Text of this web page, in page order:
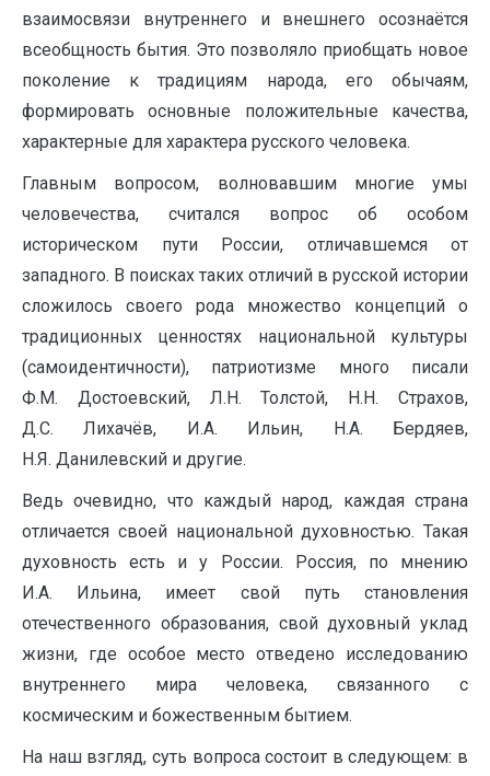
взаимосвязи внутреннего и внешнего осознаётся
всеобщность бытия. Это позволяло приобщать новое
поколение к традициям народа, его обычаям,
формировать основные положительные качества,
характерные для характера русского человека.
Главным вопросом, волновавшим многие умы
человечества, считался вопрос об особом
историческом пути России, отличавшемся от
западного. В поисках таких отличий в русской истории
сложилось своего рода множество концепций о
традиционных ценностях национальной культуры
(самоидентичности), патриотизме много писали
Ф.М. Достоевский, Л.Н. Толстой, Н.Н. Страхов,
Д.С. Лихачёв, И.А. Ильин, Н.А. Бердяев,
Н.Я. Данилевский и другие.
Ведь очевидно, что каждый народ, каждая страна
отличается своей национальной духовностью. Такая
духовность есть и у России. Россия, по мнению
И.А. Ильина, имеет свой путь становления
отечественного образования, свой духовный уклад
жизни, где особое место отведено исследованию
внутреннего мира человека, связанного с
космическим и божественным бытием.
На наш взгляд, суть вопроса состоит в следующем: в